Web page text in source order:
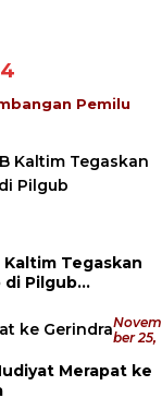
Pemilu
Kaltim Tegaskan
di Pilgub
Novem
Ber 25,
Merapat ke